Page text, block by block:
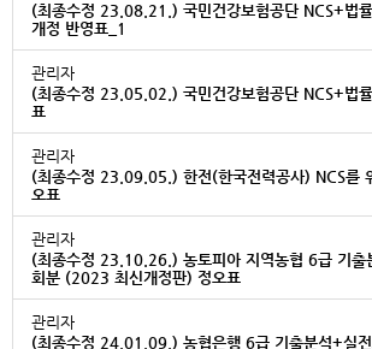
(최종수정 23.08.21.) 국민건강보험공단 NCS+법
개정 반영표_1
관리자
(최종수정 23.05.02.) 국민건강보험공단 NCS+법
표
관리자
(최종수정 23.09.05.) 한전(한국전력공사) NCS를
오표
관리자
(최종수정 23.10.26.) 농토피아 지역농협 6급 기출
회분 (2023 최신개정판) 정오표
관리자
(최종수정 24.01.09.) 농협은행 6급 기출분석+실